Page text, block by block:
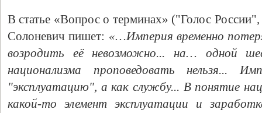
В статье «Вопрос о терминах» ("Голос
Солоневич пишет: «…Империя временно
возродить её невозможно... на… одной
национализма проповедовать нельзя...
"эксплуатацию", а как службу... В понятие
какой-то элемент эксплуатации и